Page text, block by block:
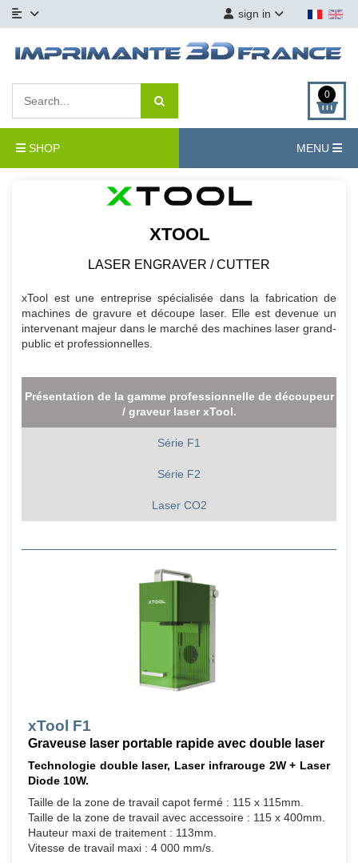
sign in
0
SHOP MENU
XTOOL
LASER ENGRAVER / CUTTER
xTool est une entreprise spécialisée dans la fabrication de
machines de gravure et découpe laser. Elle est devenue un
intervenant majeur dans le marché des machines laser grand-
public et professionnelles.
Présentation de la gamme professionnelle de découpeur
/ graveur laser xTool.
Série F1
Série F2
Laser CO2
xTool F1
Graveuse laser portable rapide avec double laser
Technologie double laser, Laser infrarouge 2W + Laser
Diode 10W.
Taille de la zone de travail capot fermé : 115 x 115mm.
Taille de la zone de travail avec accessoire : 115 x 400mm.
Hauteur maxi de traitement : 113mm.
Vitesse de travail maxi : 4 000 mm/s.